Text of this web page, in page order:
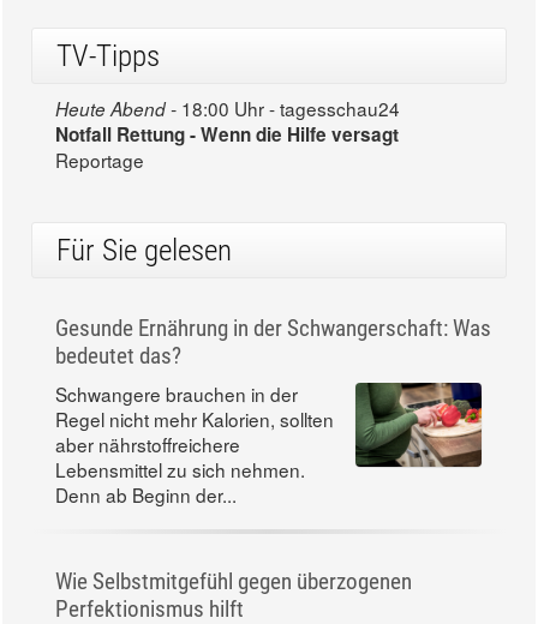
TV-Tipps
Heute Abend - 18:00 Uhr - tagesschau24
Notfall Rettung - Wenn die Hilfe versagt
Reportage
Für Sie gelesen
Gesunde Ernährung in der Schwangerschaft: Was
bedeutet das?
Schwangere brauchen in der
Regel nicht mehr Kalorien, sollten
aber nährstoffreichere
Lebensmittel zu sich nehmen.
Denn ab Beginn der...
Wie Selbstmitgefühl gegen überzogenen
Perfektionismus hilft